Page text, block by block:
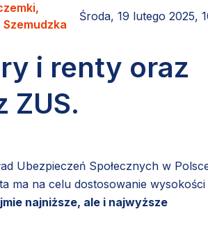
Środa, 19 lutego 2025,
i renty oraz
ZUS.
Ubezpieczeń Społecznych w
ma na celu dostosowanie wysokości
najniższe, ale i najwyższe